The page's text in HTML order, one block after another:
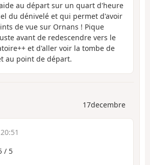
au départ sur un quart d'heure
du dénivelé et qui permet d'avoir
de vue sur Ornans ! Pique
avant de redescendre vers le
et d'aller voir la tombe de
au point de départ.
17decembre
/ 5